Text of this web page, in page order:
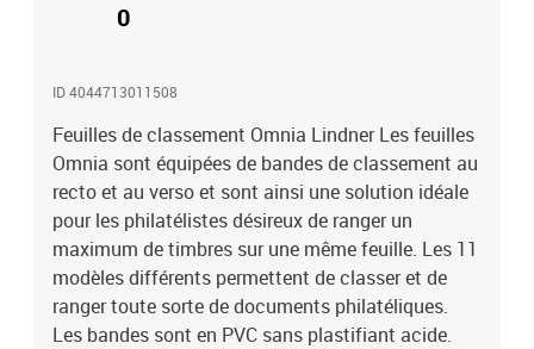
0
ID 4044713011508
Feuilles de classement Omnia Lindner Les feuilles
Omnia sont équipées de bandes de classement au
recto et au verso et sont ainsi une solution idéale
pour les philatélistes désireux de ranger un
maximum de timbres sur une même feuille. Les 11
modèles différents permettent de classer et de
ranger toute sorte de documents philatéliques.
Les bandes sont en PVC sans plastifiant acide.